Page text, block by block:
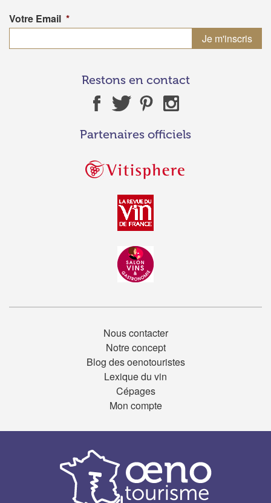
Votre Email *
Restons en contact
Partenaires officiels
Nous contacter
Notre concept
Blog des oenotouristes
Lexique du vin
Cépages
Mon compte